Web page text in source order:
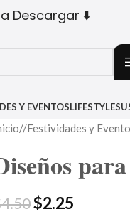
Descargar ⬇️
Y EVENTOSLIFESTYLE
/ Festividades y
4.50$2.25